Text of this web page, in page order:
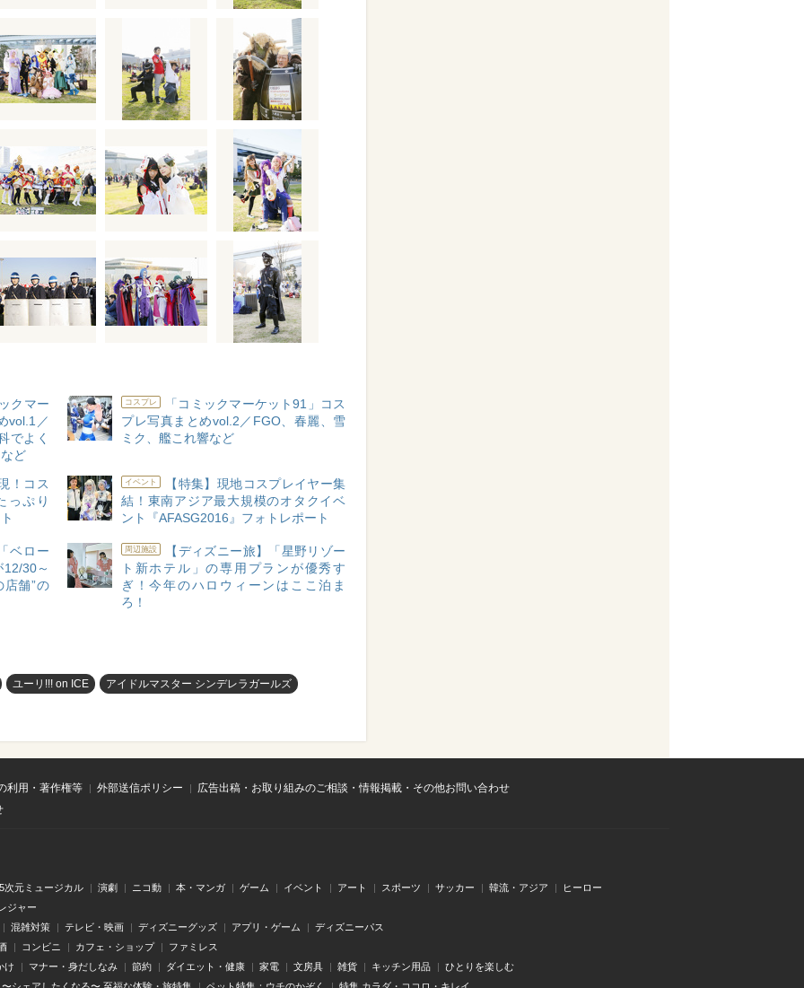
クマー
vol.1／
でよく
ど
コスプレ
「コミックマーケット91」コス
プレ写真まとめvol.2／FGO、春麗、雪
ミク、艦これ響など
！コス
っぷり
イベント
【特集】現地コスプレイヤー集
結！東南アジア最大規模のオタクイベ
ント『AFASG2016』フォトレポート
ベロー
30～
舗”の
周辺施設
【ディズニー旅】「星野リゾー
ト新ホテル」の専用プランが優秀す
ぎ！今年のハロウィーンはここ泊ま
ろ！
ユーリ!!! on ICE アイドルマスター シンデレラガールズ
利用・著作権等 外部送信ポリシー
広告出稿・お取り組みのご相談・情報掲載・その他お問い合わせ
次元ミュージカル 演劇 ニコ動 本・マンガ ゲーム イベント アート スポーツ サッカー 韓流・アジア
ヒーロー
ジャー
混雑対策
テレビ・映画 ディズニーグッズ アプリ・ゲーム
ディズニーパス
コンビニ カフェ・ショップ
ファミレス
け
マナー・身だしなみ 節約 ダイエット・健康 家電 文房具 雑貨 キッチン用品
ひとりを楽しむ